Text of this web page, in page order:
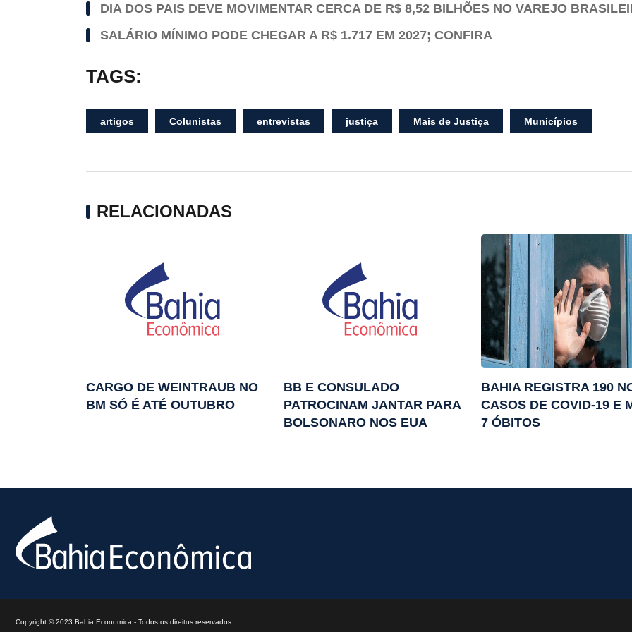
DIA DOS PAIS DEVE MOVIMENTAR CERCA DE R$ 8,52 BILHÕES NO VAREJO
SALÁRIO MÍNIMO PODE CHEGAR A R$ 1.717 EM 2027; CONFIRA
TAGS:
artigos Colunistas entrevistas justiça Mais de Justiça Municípios
RELACIONADAS
CARGO DE WEINTRAUB NO
BM SÓ É ATÉ OUTUBRO
BB E CONSULADO
PATROCINAM JANTAR PARA
BOLSONARO NOS EUA
BAHIA REGISTRA 190
CASOS DE COVID-19 E
7 ÓBITOS
Copyright © 2023 Bahia Economica - Todos os direitos reservados.